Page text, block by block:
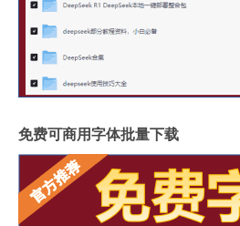
免费可商用字体批量下载